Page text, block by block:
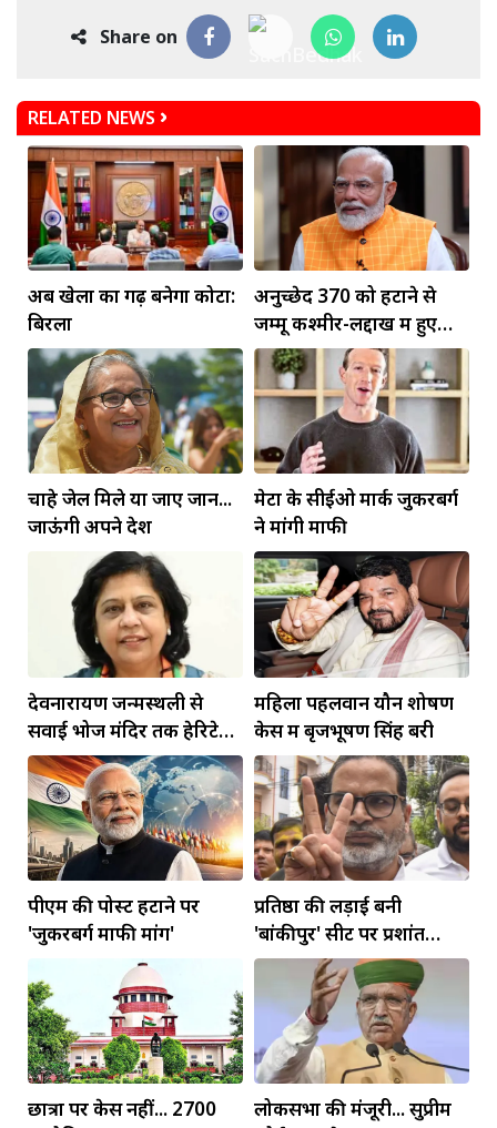
Share on
RELATED NEWS
अब खेलों का गढ़ बनेगा कोटा:
बिरला
अनुच्छेद 370 को हटाने से
जम्मू कश्मीर-लद्दाख में हुए
व्यापक बदलाव: PM मोदी
चाहे जेल मिले या जाए जान...
जाऊंगी अपने देश
मेटा के सीईओ मार्क जुकरबर्ग
ने मांगी माफी
देवनारायण जन्मस्थली से
सवाई भोज मंदिर तक हेरिटेज
कॉरिडोर बनाने की मांग
महिला पहलवान यौन शोषण
केस में बृजभूषण सिंह बरी
पीएम की पोस्ट हटाने पर
'जुकरबर्ग माफी मांगें'
प्रतिष्ठा की लड़ाई बनी
'बांकीपुर' सीट पर प्रशांत
किशोर की जीत
छात्रों पर केस नहीं... 2700
लोकसभा की मंजूरी... सुप्रीम